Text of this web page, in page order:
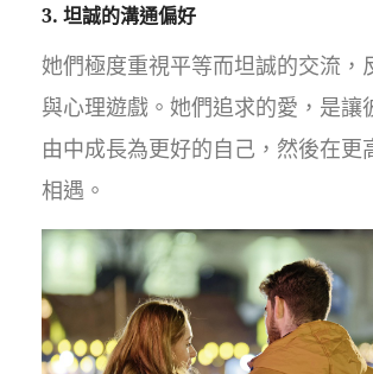
3. 坦誠的溝通偏好
她們極度重視平等而坦誠的交流，
與心理遊戲。她們追求的愛，是讓
由中成長為更好的自己，然後在更
相遇。